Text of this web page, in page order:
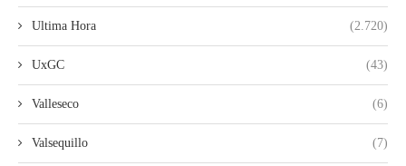
Ultima Hora (2.720)
UxGC (43)
Valleseco (6)
Valsequillo (7)